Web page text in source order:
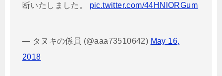
断いたしました。 pic.twitter.com/44HNlORGum
— タヌキの係員 (@aaa73510642) May 16,
2018